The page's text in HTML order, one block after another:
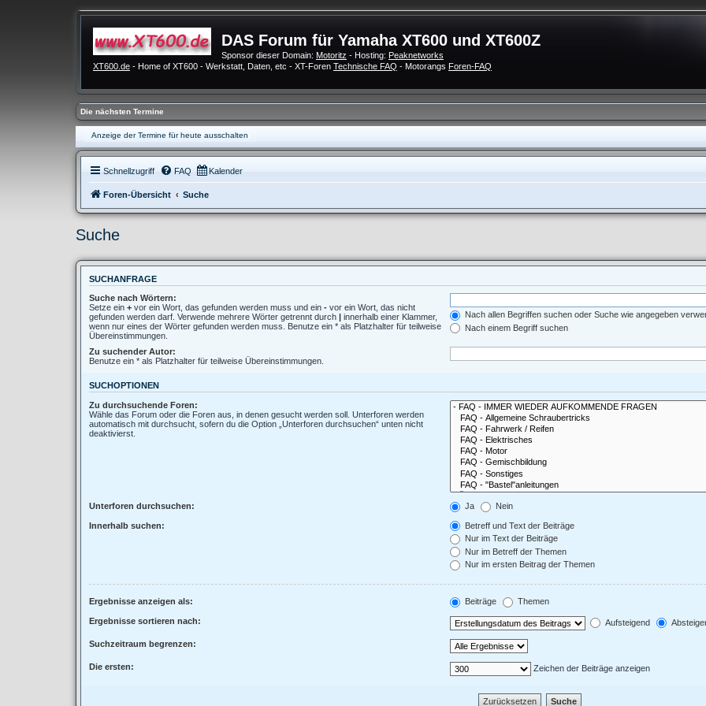
DAS Forum für Yamaha XT600 und XT600Z
Sponsor dieser Domain: Motoritz - Hosting: Peaknetworks
XT600.de - Home of XT600 - Werkstatt, Daten, etc - XT-Foren Technische FAQ - Motorangs Foren-FAQ
Die nächsten Termine
Anzeige der Termine für heute ausschalten
Schnellzugriff FAQ Kalender
Foren-Übersicht Suche
Suche
SUCHANFRAGE
Suche nach Wörtern:
Setze ein + vor ein Wort, das gefunden werden muss und ein - vor ein Wort, das nicht
gefunden werden darf. Verwende mehrere Wörter getrennt durch | innerhalb einer Klammer,
wenn nur eines der Wörter gefunden werden muss. Benutze ein * als Platzhalter für teilweise
Übereinstimmungen.
Nach allen Begriffen suchen oder Suche wie angegeben
Nach einem Begriff suchen
Zu suchender Autor:
Benutze ein * als Platzhalter für teilweise Übereinstimmungen.
SUCHOPTIONEN
Zu durchsuchende Foren:
Wähle das Forum oder die Foren aus, in denen gesucht werden soll. Unterforen werden
automatisch mit durchsucht, sofern du die Option „Unterforen durchsuchen“ unten nicht
deaktivierst.
Unterforen durchsuchen: Ja Nein
Innerhalb suchen:
Betreff und Text der Beiträge
Nur im Text der Beiträge
Nur im Betreff der Themen
Nur im ersten Beitrag der Themen
Ergebnisse anzeigen als: Beiträge Themen
Ergebnisse sortieren nach: Aufsteigend
Suchzeitraum begrenzen:
Die ersten: Zeichen der Beiträge anzeigen